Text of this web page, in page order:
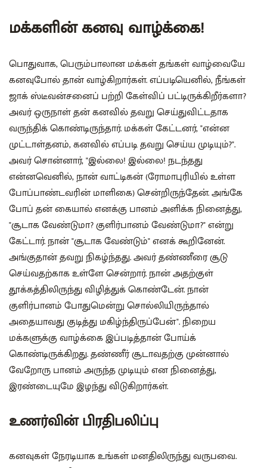
மக்களின் கனவு வாழ்க்கை!
பொதுவாக, பெரும்பாலான மக்கள் தங்கள் வாழ்வையே
கனவுபோல் தான் வாழ்கிறார்கள். எப்படியெனில், நீங்கள்
ஜாக் ஸ்டீவன்சனைப் பற்றி கேள்விப் பட்டிருக்கிறீர்களா?
அவர் ஒருநாள் தன் கனவில் தவறு செய்துவிட்டதாக
வருந்திக் கொண்டிருந்தார். மக்கள் கேட்டனர், "என்ன
முட்டாள்தனம், கனவில் எப்படி தவறு செய்ய முடியும்?".
அவர் சொன்னார், "இல்லை! இல்லை! நடந்தது
என்னவெனில், நான் வாட்டிகன் (ரோமாபுரியில் உள்ள
போப்பாண்டவரின் மாளிகை) சென்றிருந்தேன். அங்கே
போப் தன் கையால் எனக்கு பானம் அளிக்க நினைத்து,
"சூடாக வேண்டுமா? குளிர்பானம் வேண்டுமா?" என்று
கேட்டார். நான் "சூடாக வேண்டும்" எனக் கூறினேன்.
அங்குதான் தவறு நிகழ்ந்தது. அவர் தண்ணீரை சூடு
செய்வதற்காக உள்ளே சென்றார். நான் அதற்குள்
தூக்கத்திலிருந்து விழித்துக் கொண்டேன். நான்
குளிர்பானம் போதுமென்று சொல்லியிருந்தால்
அதையாவது குடித்து மகிழ்ந்திருப்பேன்". நிறைய
மக்களுக்கு வாழ்க்கை இப்படித்தான் போய்க்
கொண்டிருக்கிறது. தண்ணீர் சூடாவதற்கு முன்னால்
வேறோரு பானம் அருந்த முடியும் என நினைத்து,
இரண்டையுமே இழந்து விடுகிறார்கள்.
உணர்வின் பிரதிபலிப்பு
கனவுகள் நேரடியாக உங்கள் மனதிலிருந்து வருபவை.